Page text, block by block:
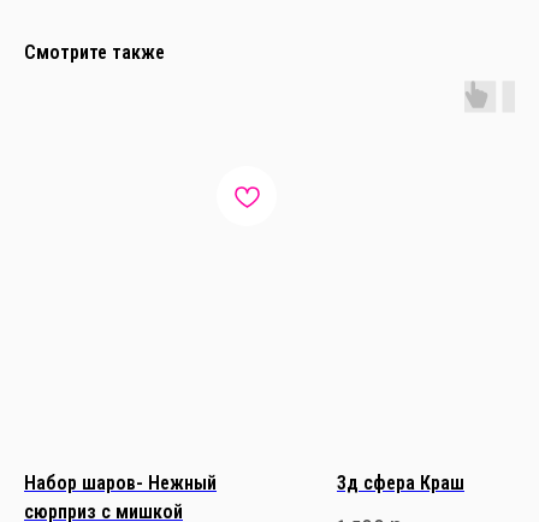
Смотрите также
Набор шаров- Нежный
сюрприз с мишкой
3д сфера Краш